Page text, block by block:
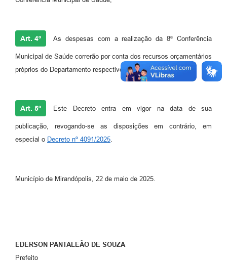
Art. 4º As despesas com a realização da 8ª Conferência
Municipal de Saúde correrão por conta dos recursos orçamentários
próprios do Departamento respectivo.
Art. 5º Este Decreto entra em vigor na data de sua
publicação, revogando-se as disposições em contrário, em
especial o Decreto nº 4091/2025
Município de Mirandópolis, 22 de maio de 2025.
EDERSON PANTALEÃO DE SOUZA
Prefeito